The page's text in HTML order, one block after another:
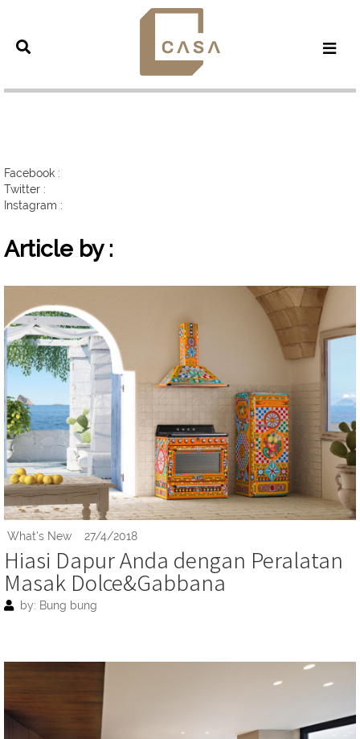
Facebook :
Twitter :
Instagram :
Article by :
What's New 27/4/2018
Hiasi Dapur Anda dengan Peralatan
Masak Dolce&Gabbana
by: Bung bung